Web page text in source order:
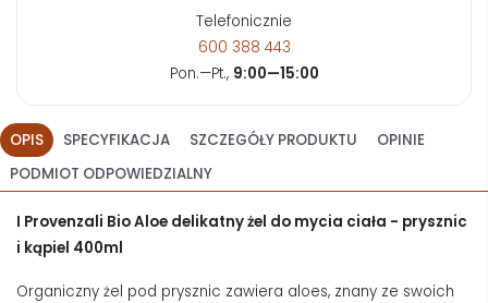
Telefonicznie
600 388 443
Pon.—Pt., 9:00—15:00
OPIS SPECYFIKACJA SZCZEGÓŁY PRODUKTU
OPINIE
PODMIOT ODPOWIEDZIALNY
I Provenzali Bio Aloe delikatny żel do mycia ciała - prysznic
i kąpiel 400ml
Organiczny żel pod prysznic zawiera aloes, znany ze swoich